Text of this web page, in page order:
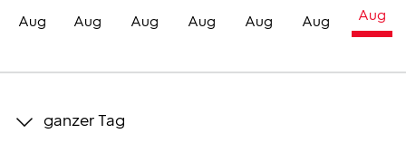
Trailer
Bilder
Aug Aug Aug Aug Aug Aug Aug
ganzer Tag